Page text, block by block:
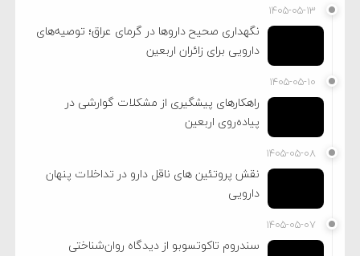
۱۴۰۵-۰۵-۱۳
نگهداری صحیح داروها در گرمای عراق؛ توصیه‌های
دارویی برای زائران اربعین
۱۴۰۵-۰۵-۱۰
راهکارهای پیشگیری از مشکلات گوارشی در
پیاده‌روی اربعین
۱۴۰۵-۰۵-۰۸
نقش پروتئین های ناقل دارو در تداخلات پنهان
دارویی
۱۴۰۵-۰۵-۰۷
سندروم تاکوتسوبو از دیدگاه روان‌شناختی